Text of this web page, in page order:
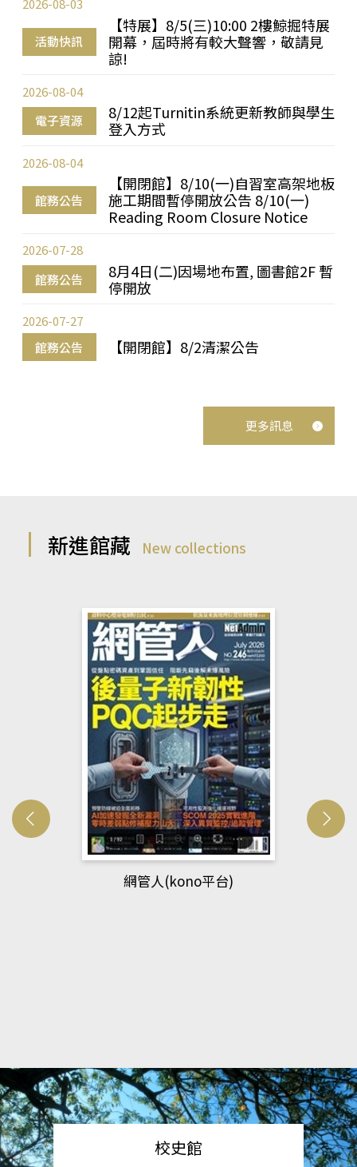
活動快訊
【特展】8/5(三)10:00 2樓鯨掘特展
開幕，屆時將有較大聲響，敬請見
諒!
2026-08-03
電子資源
8/12起Turnitin系統更新教師與學生
登入方式
2026-08-04
館務公告
【開閉館】8/10(一)自習室高架地板
施工期間暫停開放公告 8/10(一)
Reading Room Closure Notice
2026-08-04
館務公告
8月4日(二)因場地布置, 圖書館2F 暫
停開放
2026-07-28
館務公告 【開閉館】8/2清潔公告
2026-07-27
更多訊息
新進館藏 New collections
網管人(kono平台)
校史館